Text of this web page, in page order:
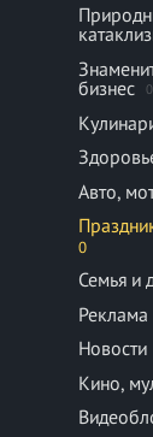
бизнес
0
Авто,
0
Семья и
Реклама
Новости
Кино,